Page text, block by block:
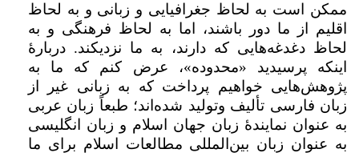
ممکن است به لحاظ جغرافیایی و زبانی و به لحاظ
اقلیم از ما دور باشند، اما به لحاظ فرهنگی و به
لحاظ دغدغه‌هایی که دارند، به ما نزدیکند. دربارۀ
اینکه پرسیدید «محدوده»، عرض کنم که ما به
پژوهش‌هایی خواهیم پرداخت که به زبانی غیر از
زبان فارسی تألیف وتولید شده‌اند؛ طبعاً زبان عربی
به‌ عنوان نمایندۀ زبان جهان اسلام و زبان انگلیسی
به‌ عنوان زبان بین‌المللی مطالعات اسلام‌ برای ما